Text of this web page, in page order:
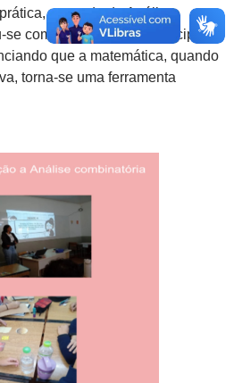
o estudo da Análise
como um processo participativo
que a matemática, quando
torna-se uma ferramenta